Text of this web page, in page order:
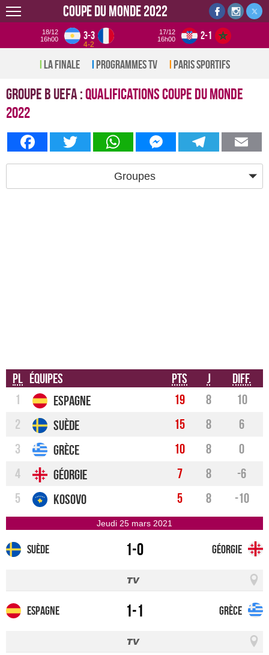
Coupe du monde 2022
18/12
16h00
3-3
4-2
17/12
16h00
2-1
La Finale Programmes TV Paris sportifs
Groupe b UEFA :Qualifications Coupe du monde
2022
Facebook Twitter WhatsApp Messenger Telegram
Groupes
Pl Équipes Pts J
Diff.
1
Espagne 19 8
10
2
Suède 15 8
6
3
Grèce 10 8
0
4
Géorgie 7 8
-6
5
Kosovo 5 8 -10
jeudi 25 mars 2021
Suède 1-0 Géorgie
Espagne 1-1 Grèce